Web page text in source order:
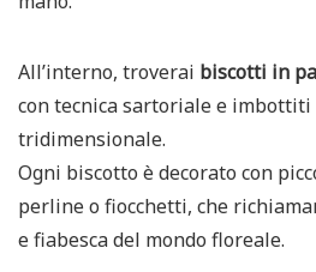
All’interno, troverai biscotti in
con tecnica sartoriale e
tridimensionale.
Ogni biscotto è decorato con
perline o fiocchetti, che
e fiabesca del mondo floreale.